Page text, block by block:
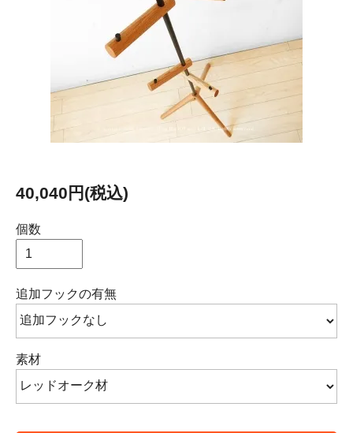
40,040円(税込)
個数
追加フックの有無
素材